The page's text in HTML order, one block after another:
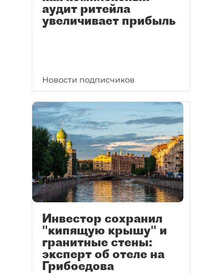
аудит ритейла
увеличивает прибыль
Новости подписчиков
Инвестор сохранил
"кипящую крышу" и
гранитные стены:
эксперт об отеле на
Грибоедова